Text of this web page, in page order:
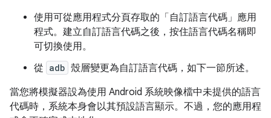
使用可從應用程式分頁存取的「自訂語言代碼」應用
程式。建立自訂語言代碼之後，按住語言代碼名稱即
可切換使用。
從 adb 殼層變更為自訂語言代碼，如下一節所述。
當您將模擬器設為使用 Android 系統映像檔中未提供的語言
代碼時，系統本身會以其預設語言顯示。不過，您的應用程